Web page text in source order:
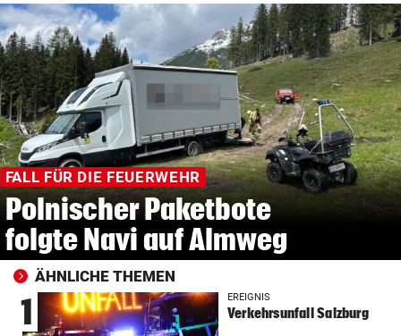
FALL FÜR DIE FEUERWEHR
Polnischer Paketbote
folgte Navi auf Almweg
ÄHNLICHE THEMEN
1 EREIGNIS
Verkehrsunfall Salzburg